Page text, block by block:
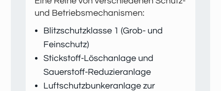
und Betriebsmechanismen:
Blitzschutzklasse 1 (Grob- und
Feinschutz)
Stickstoff-Löschanlage und
Sauerstoff-Reduzieranlage
Luftschutzbunkeranlage zur